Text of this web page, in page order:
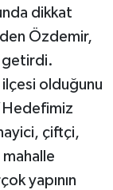
dikkat
Özdemir,
getirdi.
ilçesi olduğunu
çiftçi,
yapının